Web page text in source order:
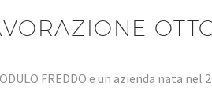
FREDDO e un azienda nata